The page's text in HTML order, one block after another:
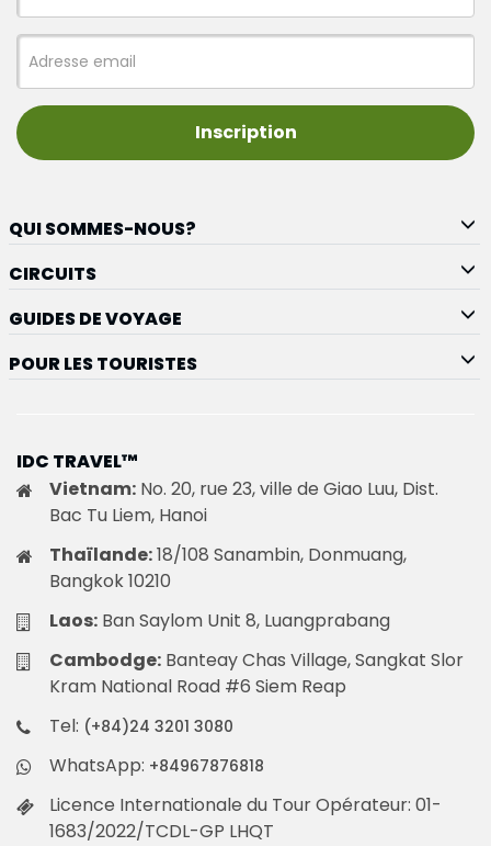
Inscription
QUI SOMMES-NOUS?
CIRCUITS
GUIDES DE VOYAGE
POUR LES TOURISTES
IDC TRAVEL™
Vietnam: No. 20, rue 23, ville de Giao Luu, Dist.
Bac Tu Liem, Hanoi
Thaïlande:18/108 Sanambin, Donmuang,
Bangkok 10210
Laos: Ban Saylom Unit 8, Luangprabang
Cambodge: Banteay Chas Village, Sangkat Slor
Kram National Road #6 Siem Reap
Tel: (+84)24 3201 3080
WhatsApp: +84967876818
Licence Internationale du Tour Opérateur: 01-
1683/2022/TCDL-GP LHQT